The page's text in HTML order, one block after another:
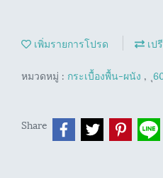
เพิ่มรายการโปรด เป
หมวดหมู่ : กระเบื้องพื้น-ผนัง ,
Share